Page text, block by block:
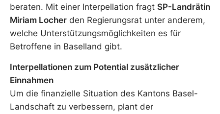
beraten. Mit einer Interpellation fragt SP-Landrätin
Miriam Locher den Regierungsrat unter anderem,
welche Unterstützungsmöglichkeiten es für
Betroffene in Baselland gibt.
Interpellationen zum Potential zusätzlicher
Einnahmen
Um die finanzielle Situation des Kantons Basel-
Landschaft zu verbessern, plant der